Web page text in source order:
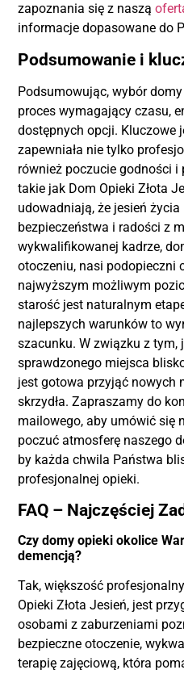
zapoznania się z naszą
informacje dopasowane do
Podsumowanie i
Podsumowując, wybór
proces wymagający czasu,
dostępnych opcji. Kluczowe
zapewniała nie tylko
również poczucie godności i
takie jak Dom Opieki Złota
udowadniają, że jesień
bezpieczeństwa i radości z
wykwalifikowanej kadrze,
otoczeniu, nasi podopieczni
najwyższym możliwym
starość jest naturalnym
najlepszych warunków to
szacunku. W związku z
sprawdzonego miejsca
jest gotowa przyjąć nowych
skrzydła. Zapraszamy do
mailowego, aby umówić się
poczuć atmosferę naszego
by każda chwila Państwa
profesjonalnej opieki.
FAQ – Najczęściej
Czy domy opieki okolice
demencją?
Tak, większość
Opieki Złota Jesień, jest
osobami z zaburzeniami
bezpieczne otoczenie,
terapię zajęciową, która